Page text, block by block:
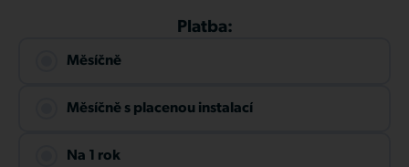
Platba:
Měsíčně
Měsíčně s placenou instalací
Na 1 rok